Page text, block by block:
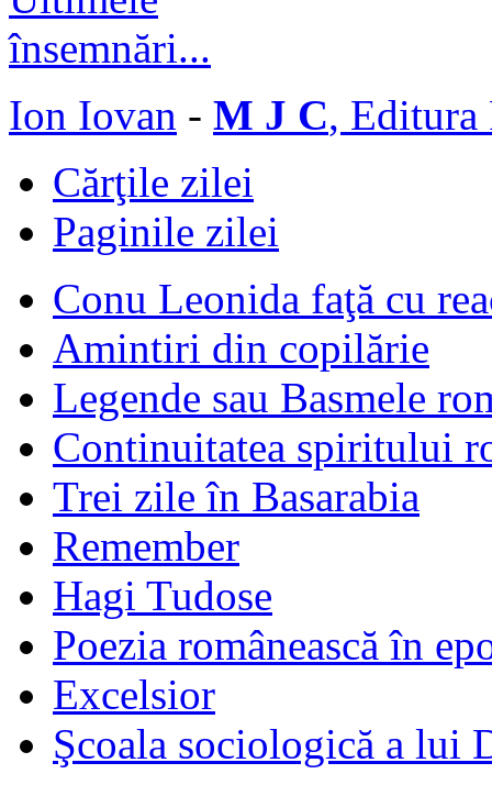
Ion Iovan - M J C, Editura
Cărţile zilei
Paginile zilei
Conu Leonida faţă cu
Amintiri din copilărie
Legende sau Basmele
Continuitatea spiritului
Trei zile în Basarabia
Remember
Hagi Tudose
Poezia românească în
Excelsior
Şcoala sociologică a lui